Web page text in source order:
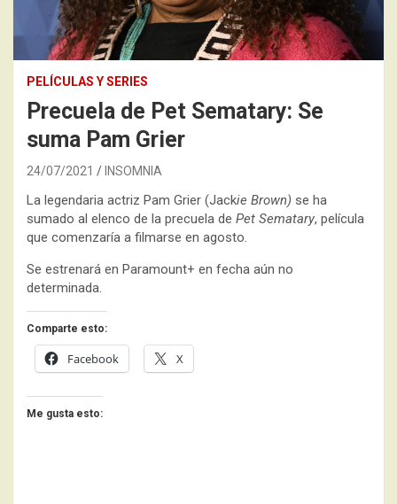
PELÍCULAS Y SERIES
Precuela de Pet Sematary: Se
suma Pam Grier
24/07/2021 INSOMNIA
La legendaria actriz Pam Grier (Jackie Brown) se ha
sumado al elenco de la precuela de Pet Sematary, película
que comenzaría a filmarse en agosto.
Se estrenará en Paramount+ en fecha aún no
determinada.
Comparte esto:
Facebook X
Me gusta esto: